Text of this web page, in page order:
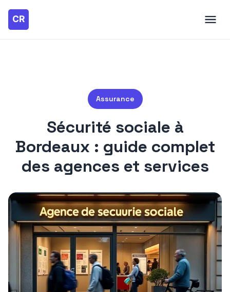
Assurance
Sécurité sociale à
Bordeaux : guide complet
des agences et services